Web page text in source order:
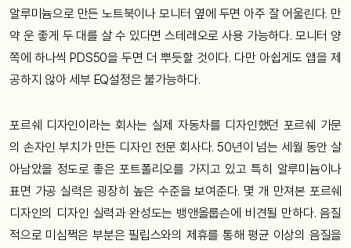
알루미늄으로 만든 노트북이나 모니터 옆에 두면 아주 잘 어울린다. 만
약 운 좋게 두 대를 살 수 있다면 스테레오로 사용 가능하다. 모니터 양
쪽에 하나씩 PDS50을 두면 더 뿌듯할 것이다. 다만 아쉽게도 앱을 제
공하지 않아 세부 EQ설정은 불가능하다.
포르쉐 디자인이라는 회사는 실제 자동차를 디자인했던 포르쉐 가문
의 손자인 부치가 만든 디자인 전문 회사다. 50년이 넘는 세월 동안 살
아남았을 정도로 좋은 포트폴리오를 가지고 있고 특히 알루미늄이나
표면 가공 실력은 굉장히 높은 수준을 보여준다. 몇 개 만져본 포르쉐
디자인의 디자인 실력과 완성도는 뱅앤올룹슨에 비견될 만하다. 음질
적으로 미심쩍은 부분은 필립스와의 제휴를 통해 평균 이상의 음질을